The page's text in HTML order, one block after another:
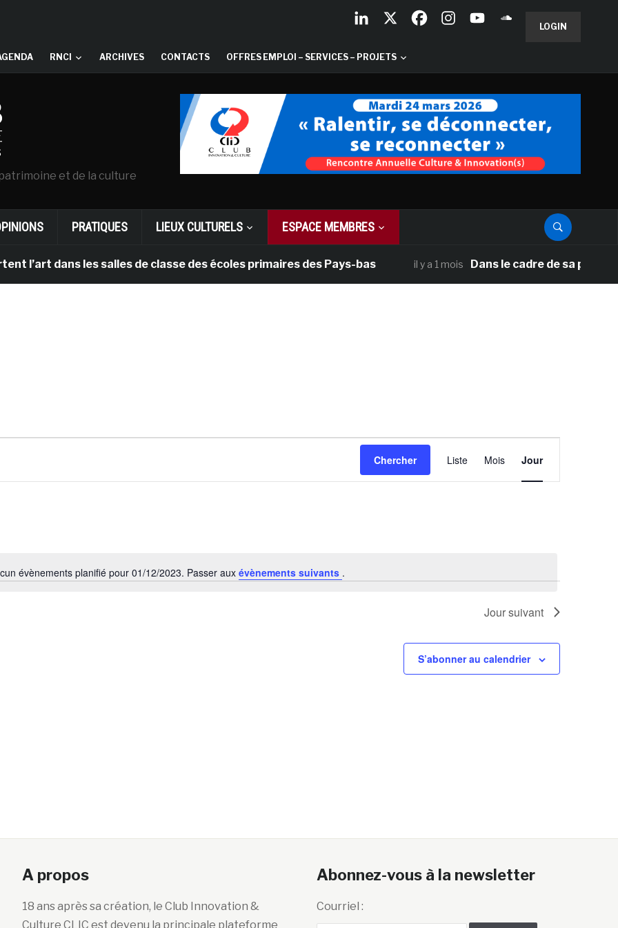
LOGIN
RNCI ARCHIVES CONTACTS OFFRES EMPLOI – SERVICES – PROJETS
et de la culture
PRATIQUES LIEUX CULTURELS ESPACE MEMBRES
l’art dans les salles de classe des écoles primaires des Pays-bas il y a 1 mois Dans le cadre de sa
Notice
évènements planifié pour 01/12/2023. Passer aux évènements suivants .
Chercher
de
vues
Liste Mois Jour
Jour suivant
S’abonner au calendrier
A propos
18 ans après sa création, le Club Innovation &
Culture CLIC est devenu la principale plateforme
Abonnez-vous à la newsletter
Courriel :